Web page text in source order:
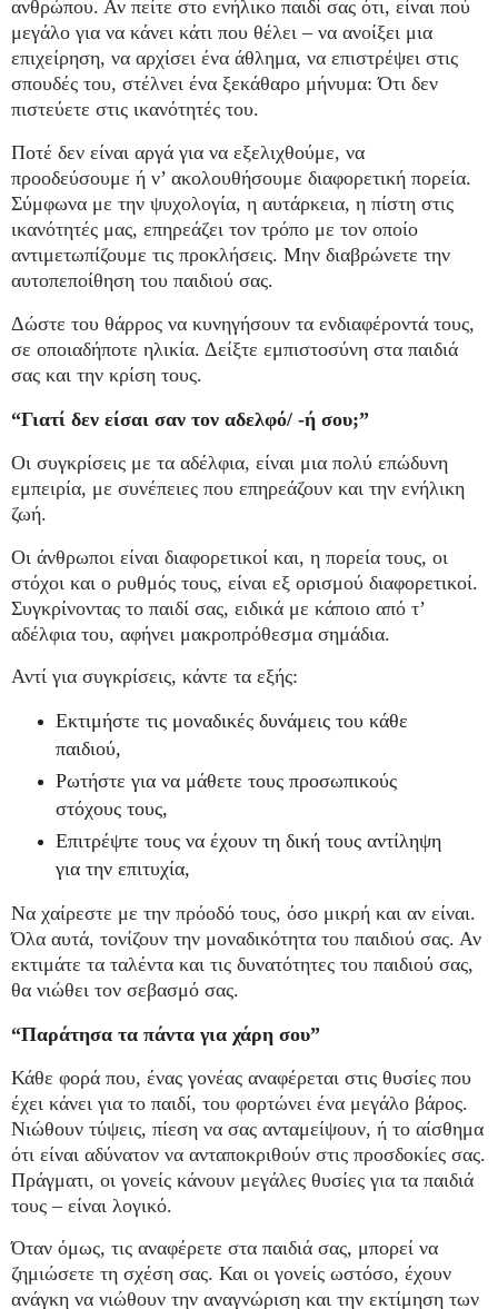
ανθρώπου. Αν πείτε στο ενήλικο παιδί σας ότι, είναι πού
μεγάλο για να κάνει κάτι που θέλει – να ανοίξει μια
επιχείρηση, να αρχίσει ένα άθλημα, να επιστρέψει στις
σπουδές του, στέλνει ένα ξεκάθαρο μήνυμα: Ότι δεν
πιστεύετε στις ικανότητές του.
Ποτέ δεν είναι αργά για να εξελιχθούμε, να
προοδεύσουμε ή ν’ ακολουθήσουμε διαφορετική πορεία.
Σύμφωνα με την ψυχολογία, η αυτάρκεια, η πίστη στις
ικανότητές μας, επηρεάζει τον τρόπο με τον οποίο
αντιμετωπίζουμε τις προκλήσεις. Μην διαβρώνετε την
αυτοπεποίθηση του παιδιού σας.
Δώστε του θάρρος να κυνηγήσουν τα ενδιαφέροντά τους,
σε οποιαδήποτε ηλικία. Δείξτε εμπιστοσύνη στα παιδιά
σας και την κρίση τους.
“Γιατί δεν είσαι σαν τον αδελφό/ -ή σου;”
Οι συγκρίσεις με τα αδέλφια, είναι μια πολύ επώδυνη
εμπειρία, με συνέπειες που επηρεάζουν και την ενήλικη
ζωή.
Οι άνθρωποι είναι διαφορετικοί και, η πορεία τους, οι
στόχοι και ο ρυθμός τους, είναι εξ ορισμού διαφορετικοί.
Συγκρίνοντας το παιδί σας, ειδικά με κάποιο από τ’
αδέλφια του, αφήνει μακροπρόθεσμα σημάδια.
Αντί για συγκρίσεις, κάντε τα εξής:
Εκτιμήστε τις μοναδικές δυνάμεις του κάθε
παιδιού,
Ρωτήστε για να μάθετε τους προσωπικούς
στόχους τους,
Επιτρέψτε τους να έχουν τη δική τους αντίληψη
για την επιτυχία,
Να χαίρεστε με την πρόοδό τους, όσο μικρή και αν είναι.
Όλα αυτά, τονίζουν την μοναδικότητα του παιδιού σας. Αν
εκτιμάτε τα ταλέντα και τις δυνατότητες του παιδιού σας,
θα νιώθει τον σεβασμό σας.
“Παράτησα τα πάντα για χάρη σου”
Κάθε φορά που, ένας γονέας αναφέρεται στις θυσίες που
έχει κάνει για το παιδί, του φορτώνει ένα μεγάλο βάρος.
Νιώθουν τύψεις, πίεση να σας ανταμείψουν, ή το αίσθημα
ότι είναι αδύνατον να ανταποκριθούν στις προσδοκίες σας.
Πράγματι, οι γονείς κάνουν μεγάλες θυσίες για τα παιδιά
τους – είναι λογικό.
Όταν όμως, τις αναφέρετε στα παιδιά σας, μπορεί να
ζημιώσετε τη σχέση σας. Και οι γονείς ωστόσο, έχουν
ανάγκη να νιώθουν την αναγνώριση και την εκτίμηση των